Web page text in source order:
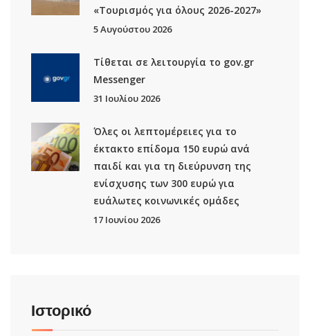
«Τουρισμός για όλους 2026-2027»
5 Αυγούστου 2026
Τίθεται σε λειτουργία το gov.gr
Μessenger
31 Ιουλίου 2026
Όλες οι λεπτομέρειες για το
έκτακτο επίδομα 150 ευρώ ανά
παιδί και για τη διεύρυνση της
ενίσχυσης των 300 ευρώ για
ευάλωτες κοινωνικές ομάδες
17 Ιουνίου 2026
Ιστορικό